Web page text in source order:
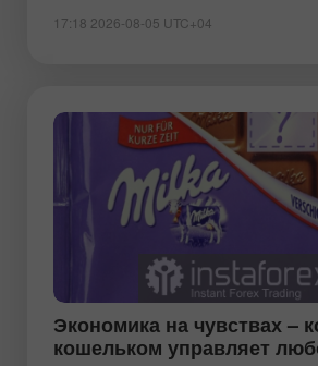
17:18 2026-08-05 UTC+04
Экономика на чувствах –
кошельком управляет